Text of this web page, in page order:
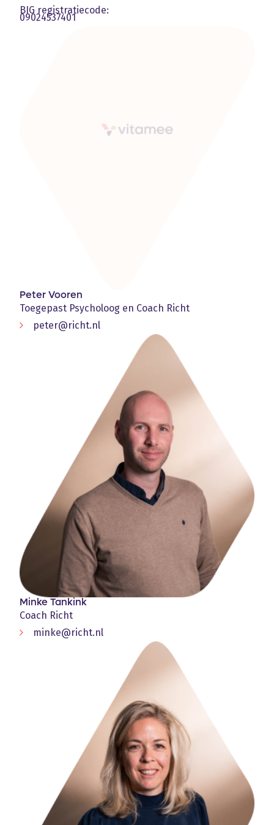
BIG registratiecode:
09024537401
Peter Vooren
Toegepast Psycholoog en Coach Richt
peter@richt.nl
Minke Tankink
Coach Richt
minke@richt.nl